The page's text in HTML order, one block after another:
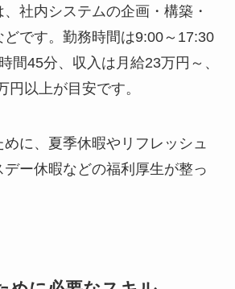
社内システムの企画・構築・
です。勤務時間は9:00～17:30
間45分、収入は月給23万円～、
円以上が目安です。
に、夏季休暇やリフレッシュ
ー休暇などの福利厚生が整っ